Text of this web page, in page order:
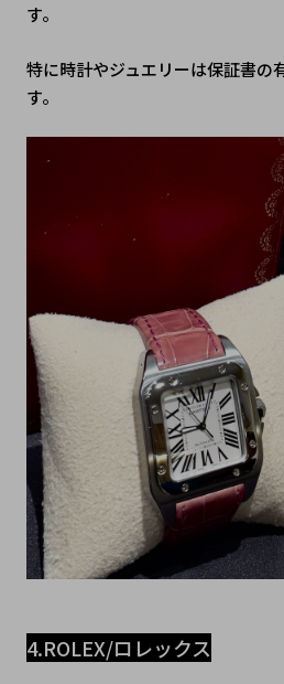
す。
特に時計やジュエリーは保証書の
す。
4.ROLEX/ロレックス